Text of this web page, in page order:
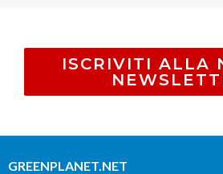
ISCRIVITI ALLA
GREENPLANET.NET